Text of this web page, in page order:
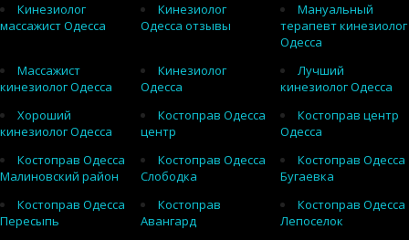
Кинезиолог
массажист Одесса
Кинезиолог
Одесса отзывы
Мануальный
терапевт кинезиолог
Одесса
Массажист
кинезиолог Одесса
Кинезиолог
Одесса
Лучший
кинезиолог Одесса
Хороший
кинезиолог Одесса
Костоправ Одесса
центр
Костоправ центр
Одесса
Костоправ Одесса
Малиновский район
Костоправ Одесса
Слободка
Костоправ Одесса
Бугаевка
Костоправ Одесса
Пересыпь
Костоправ
Авангард
Костоправ Одесса
Лепоселок